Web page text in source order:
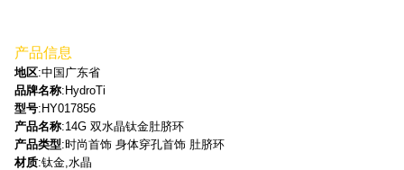
产品信息
地区:中国广东省
品牌名称:HydroTi
型号:HY017856
产品名称:14G 双水晶钛金肚脐环
产品类型:时尚首饰 身体穿孔首饰 肚脐环
材质:钛金,水晶